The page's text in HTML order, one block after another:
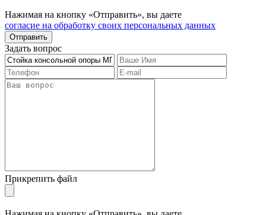
Нажимая на кнопку «Отправить», вы даете
согласие на обработку своих персональных данных
Отправить
Задать вопрос
Прикрепить файл